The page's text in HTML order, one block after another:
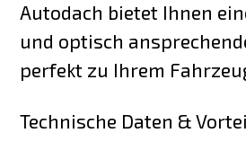
Autodach bietet Ihnen
und optisch
perfekt zu Ihrem
Technische Daten &